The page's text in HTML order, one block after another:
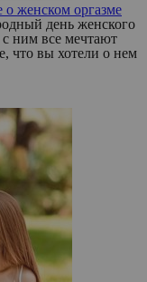
о женском оргазме
день женского
с ним все мечтают
что вы хотели о нем